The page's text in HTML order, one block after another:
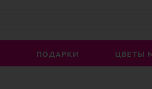
ПОДАРКИ ЦВЕТЫ